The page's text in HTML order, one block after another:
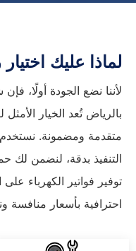
لماذا عليك
لأننا نضع الجودة أولًا،
بالرياض تُعد الخيار
متقدمة ومضمونة.
التنفيذ بدقة، لنضمن لك
توفير فواتير الكهرباء
احترافية بأسعار منافسة